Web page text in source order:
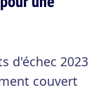
d'échec 2023
couvert